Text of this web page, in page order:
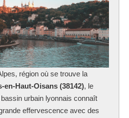
région où se trouve la
en-Haut-Oisans (38142), le
urbain lyonnais connaît
effervescence avec des